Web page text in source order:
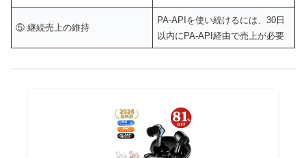
⑤ 継続売上の維持
PA-APIを使い続けるには、30日
以内にPA-API経由で売上が必要